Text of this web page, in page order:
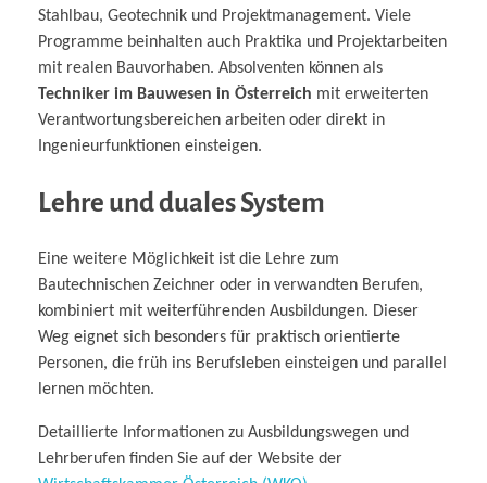
Stahlbau, Geotechnik und Projektmanagement. Viele
Programme beinhalten auch Praktika und Projektarbeiten
mit realen Bauvorhaben. Absolventen können als
Techniker im Bauwesen in Österreich mit erweiterten
Verantwortungsbereichen arbeiten oder direkt in
Ingenieurfunktionen einsteigen.
Lehre und duales System
Eine weitere Möglichkeit ist die Lehre zum
Bautechnischen Zeichner oder in verwandten Berufen,
kombiniert mit weiterführenden Ausbildungen. Dieser
Weg eignet sich besonders für praktisch orientierte
Personen, die früh ins Berufsleben einsteigen und parallel
lernen möchten.
Detaillierte Informationen zu Ausbildungswegen und
Lehrberufen finden Sie auf der Website der